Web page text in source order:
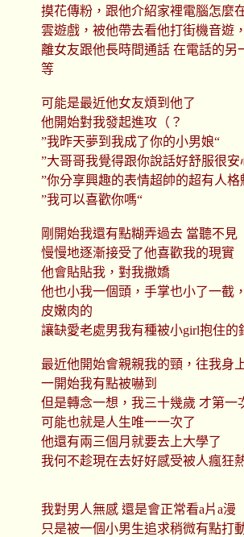
摸花傳粉，跟他介紹家裡電腦怎麼
雲遊戲，被他帶去看他打街機音遊
離女友跟他長時間通話 在電話的另
等
可能是最近他女友煩到他了
他開始對我發起進攻（？
”我昨天夢到我成了你的小男娘“
”大哥哥我覺得跟你說話好舒服很安
”你分享興趣的表情超帥的超有人格
”我可以喜歡你嗎“
剛開始我還有點糊弄過去 當聽不見
慢慢地逐漸接受了他喜歡我的現實
他會貼貼我，對我撒嬌
他也小我一個頭，手掌也小了一截
皮嫩肉的
讓缺愛老處男我有種被小girl抱住的
最近他開始會親親我的頸，往我身
一開始我有點被嚇到
但是轉念一想，我三十幾歲 才第一
可能也就是人生唯一一次了
他還有兩三個月就要去上大學了
我何不趁現在去好好感受被人瘋狂
我對男人無感 還是會正常看a片a漫
只是被一個小男生追求稍微有點打